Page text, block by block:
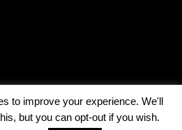
Politik Kultur
Schwerpunkte
Mitmachen
to improve your experience. We'll
but you can opt-out if you wish.